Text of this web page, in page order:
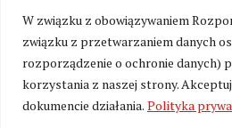
W związku z obowiązywaniem
związku z przetwarzaniem danych
rozporządzenie o ochronie danych)
korzystania z naszej strony.
dokumencie działania. Polityka
Kresy24.pl 2026.